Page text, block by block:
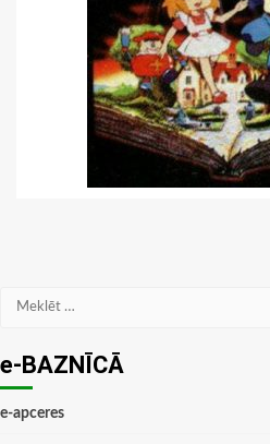
Meklēt:
e-BAZNĪCĀ
e-apceres